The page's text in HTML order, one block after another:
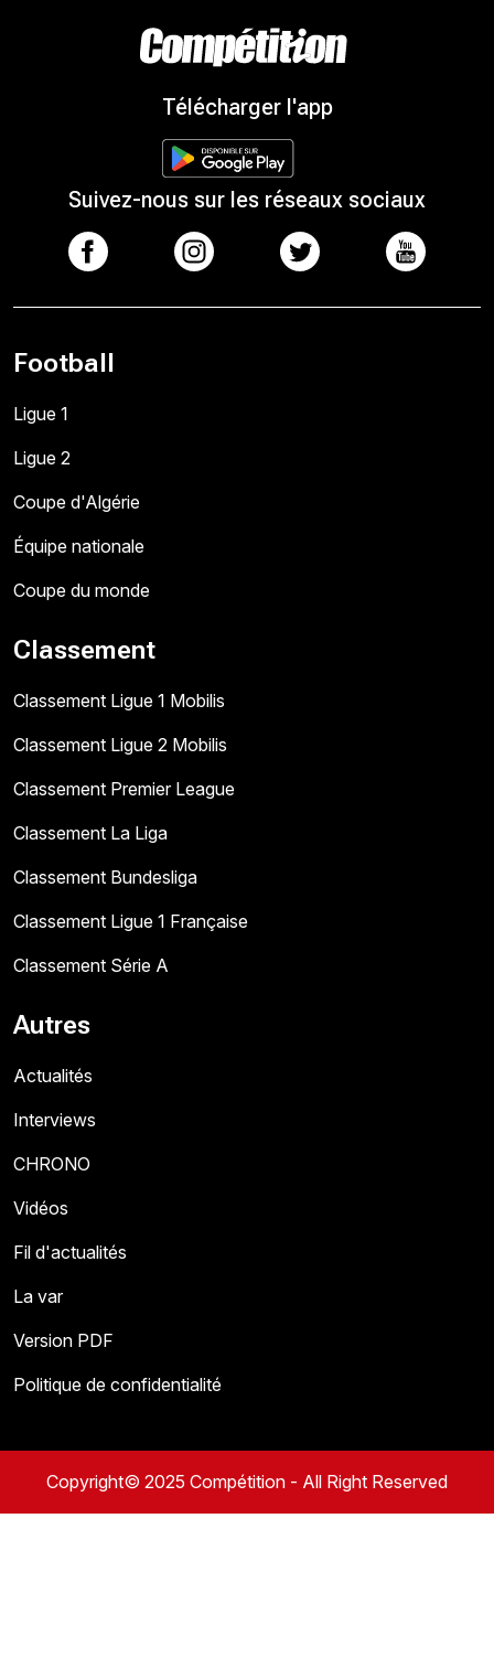
Télécharger l'app
Suivez-nous sur les réseaux sociaux
Football
Ligue 1
Ligue 2
Coupe d'Algérie
Équipe nationale
Coupe du monde
Classement
Classement Ligue 1 Mobilis
Classement Ligue 2 Mobilis
Classement Premier League
Classement La Liga
Classement Bundesliga
Classement Ligue 1 Française
Classement Série A
Autres
Actualités
Interviews
CHRONO
Vidéos
Fil d'actualités
La var
Version PDF
Politique de confidentialité
Copyright© 2025 Compétition - All Right Reserved